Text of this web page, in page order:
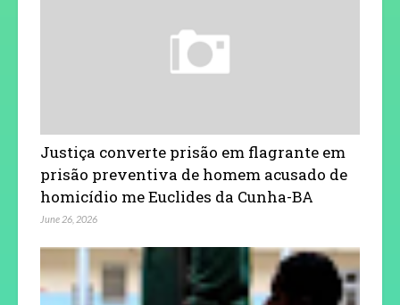
Justiça converte prisão em flagrante em
prisão preventiva de homem acusado de
homicídio me Euclides da Cunha-BA
June 26, 2026